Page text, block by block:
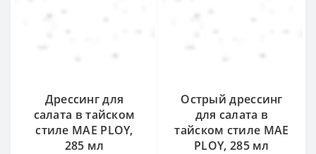
Дрессинг для
салата в тайском
стиле MAE PLOY,
285 мл
Острый дрессинг
для салата в
тайском стиле MAE
PLOY, 285 мл